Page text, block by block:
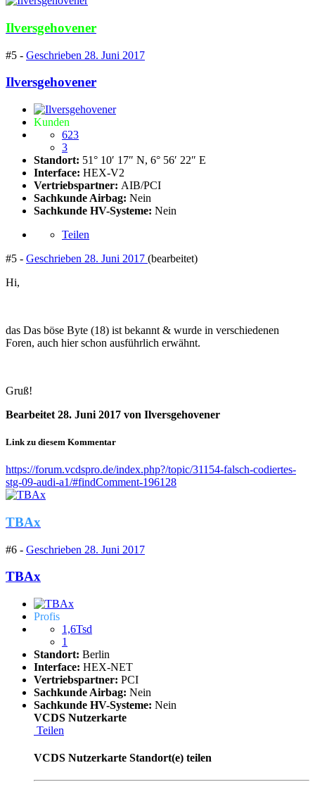
Ilversgehovener
#5 - Geschrieben 28. Juni 2017
Ilversgehovener
Kunden
623
3
Standort: 51° 10′ 17″ N, 6° 56′ 22″ E
Interface: HEX-V2
Vertriebspartner: AIB/PCI
Sachkunde Airbag: Nein
Sachkunde HV-Systeme: Nein
Teilen
#5 - Geschrieben 28. Juni 2017 (bearbeitet)
Hi,
das Das böse Byte (18) ist bekannt & wurde in verschiedenen
Foren, auch hier schon ausführlich erwähnt.
Gruß!
Bearbeitet 28. Juni 2017 von Ilversgehovener
Link zu diesem Kommentar
https://forum.vcdspro.de/index.php?/topic/31154-falsch-codiertes-
stg-09-audi-a1/#findComment-196128
TBAx
#6 - Geschrieben 28. Juni 2017
TBAx
Profis
1,6Tsd
1
Standort: Berlin
Interface: HEX-NET
Vertriebspartner: PCI
Sachkunde Airbag: Nein
Sachkunde HV-Systeme: Nein
VCDS Nutzerkarte
Teilen
VCDS Nutzerkarte Standort(e) teilen